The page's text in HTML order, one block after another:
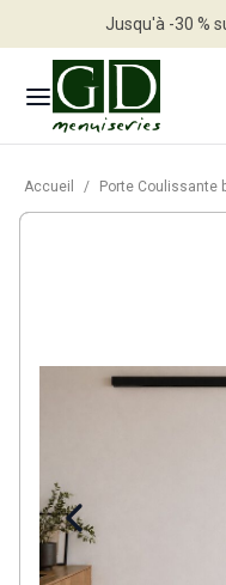
Jusqu'à -30 %
Accueil / Porte Coulissante bois